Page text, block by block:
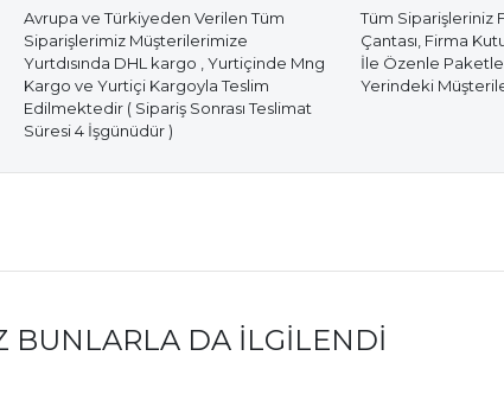
Avrupa ve Türkiyeden Verilen Tüm
Siparişlerimiz Müşterilerimize
Yurtdısında DHL kargo , Yurtiçinde Mng
Kargo ve Yurtiçi Kargoyla Teslim
Edilmektedir ( Sipariş Sonrası Teslimat
Süresi 4 İşgünüdür )
Tüm Siparişleriniz
Çantası, Firma
İle Özenle
Yerindeki
BUNLARLA DA İLGILENDI